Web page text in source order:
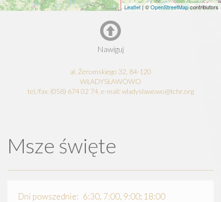
Leaflet | ©OpenStreetMapcontributors
Nawiguj
al. Żeromskiego 32, 84-120
WŁADYSŁAWOWO
tel./fax: (058) 674 02 74, e-mail: wladyslawowo@tchr.org
Msze święte
Dni powszednie: 6:30, 7:00, 9:00; 18:00